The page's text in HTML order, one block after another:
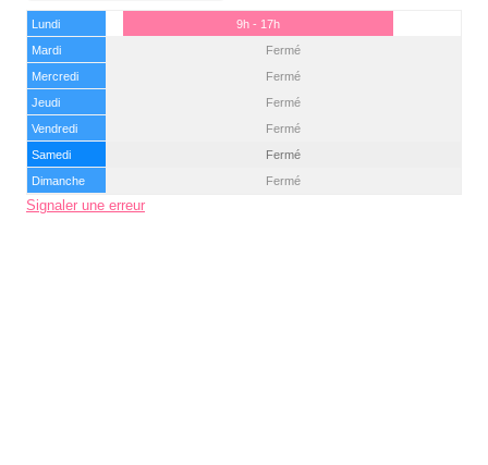
Lundi
9h - 17h
Mardi
Fermé
Mercredi
Fermé
Jeudi
Fermé
Vendredi
Fermé
Samedi
Fermé
Dimanche
Fermé
Signaler une erreur